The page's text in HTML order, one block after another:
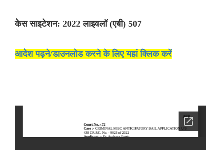
केस साइटेशन: 2022 लाइवलॉ (एबी) 507
आदेश पढ़ने/डाउनलोड करने के लिए यहां क्लिक करें